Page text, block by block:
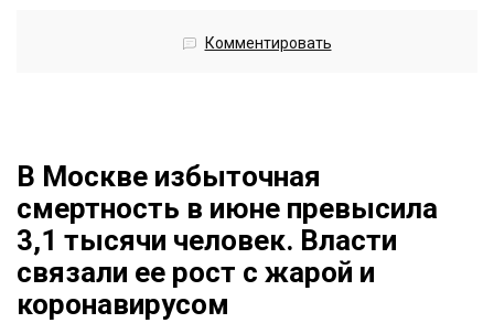
Комментировать
В Москве избыточная
смертность в июне превысила
3,1 тысячи человек. Власти
связали ее рост с жарой и
коронавирусом